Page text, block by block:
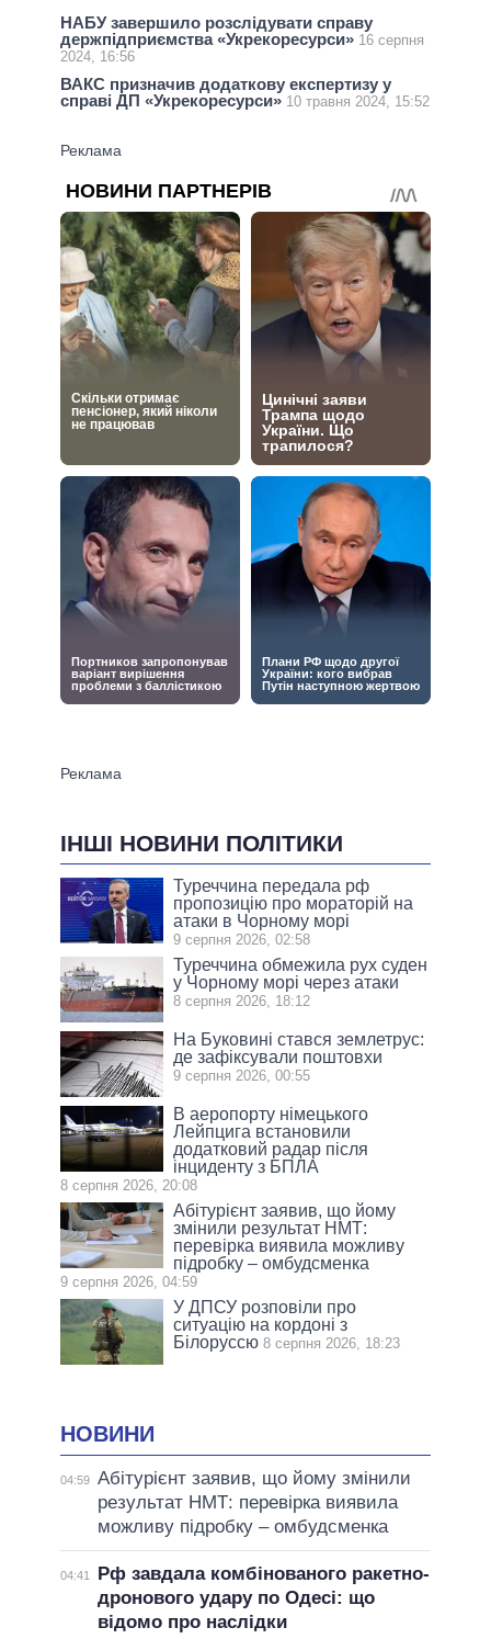
НАБУ завершило розслідувати справу
держпідприємства «Укрекоресурси» 16 серпня
2024, 16:56
ВАКС призначив додаткову експертизу у
справі ДП «Укрекоресурси» 10 травня 2024, 15:52
ІНШІ НОВИНИ ПОЛІТИКИ
Туреччина передала рф
пропозицію про мораторій на
атаки в Чорному морі
9 серпня 2026, 02:58
Туреччина обмежила рух суден
у Чорному морі через атаки
8 серпня 2026, 18:12
На Буковині стався землетрус:
де зафіксували поштовхи
9 серпня 2026, 00:55
В аеропорту німецького
Лейпцига встановили
додатковий радар після
інциденту з БПЛА
8 серпня 2026, 20:08
Абітурієнт заявив, що йому
змінили результат НМТ:
перевірка виявила можливу
підробку – омбудсменка
9 серпня 2026, 04:59
У ДПСУ розповіли про
ситуацію на кордоні з
Білоруссю 8 серпня 2026, 18:23
НОВИНИ
04:59 Абітурієнт заявив, що йому змінили
результат НМТ: перевірка виявила
можливу підробку – омбудсменка
04:41
Рф завдала комбінованого ракетно-
дронового удару по Одесі: що
відомо про наслідки